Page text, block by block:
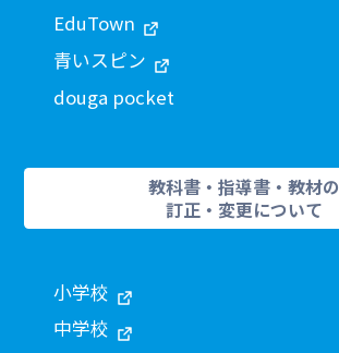
EduTown
青いスピン
douga pocket
教科書・指導書・教材の
訂正・変更について
小学校
中学校